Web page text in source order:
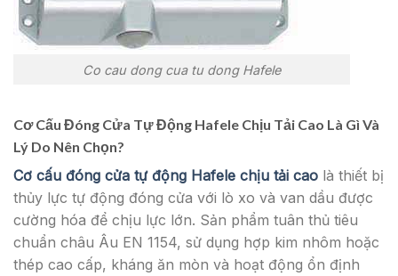
Co cau dong cua tu dong Hafele
Cơ Cấu Đóng Cửa Tự Động Hafele Chịu Tải Cao Là Gì Và
Lý Do Nên Chọn?
Cơ cấu đóng cửa tự động Hafele chịu tải cao là thiết bị
thủy lực tự động đóng cửa với lò xo và van dầu được
cường hóa để chịu lực lớn. Sản phẩm tuân thủ tiêu
chuẩn châu Âu EN 1154, sử dụng hợp kim nhôm hoặc
thép cao cấp, kháng ăn mòn và hoạt động ổn định